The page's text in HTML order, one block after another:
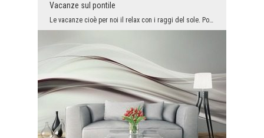
Vacanze sul pontile
Le vacanze cioè per noi il relax con i raggi del sole. Poi ci si può sedere al lago ed ammirare l...